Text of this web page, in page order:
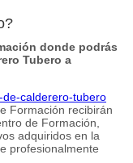
donde podrás
Tubero a
calderero-tubero
Formación recibirán
de Formación,
adquiridos en la
profesionalmente